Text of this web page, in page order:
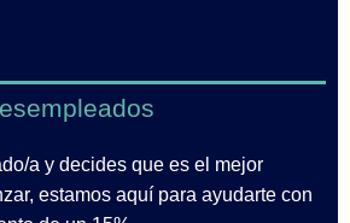
a y decides que es el mejor
estamos aquí para ayudarte con